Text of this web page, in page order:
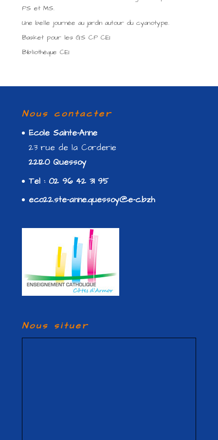
PS et MS.
Une belle journée au jardin autour du cyanotype.
Basket pour les GS CP CE1
Bibliothèque CE1
Nous contacter
Ecole Sainte-Anne
23 rue de la Corderie
22120 Quessoy
Tel : 02 96 42 31 95
eco22.ste-anne.quessoy@e-c.bzh
Nous situer